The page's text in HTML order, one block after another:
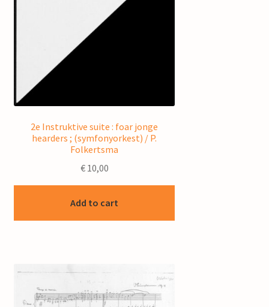
2e Instruktive suite : foar jonge
hearders ; (symfonyorkest) / P.
Folkertsma
€10,00
Add to cart